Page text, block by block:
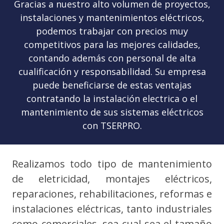
Gracias a nuestro alto volumen de proyectos,
instalaciones y mantenimientos eléctricos,
podemos trabajar con precios muy
competitivos para las mejores calidades,
contando además con personal de alta
cualificación y responsabilidad. Su empresa
puede beneficiarse de estas ventajas
contratando la instalación electrica o el
mantenimiento de sus sistemas eléctricos
con TSERPRO.
Realizamos todo tipo de mantenimiento
de eletricidad, montajes eléctricos,
reparaciones, rehabilitaciones, reformas e
instalaciones eléctricas, tanto industriales